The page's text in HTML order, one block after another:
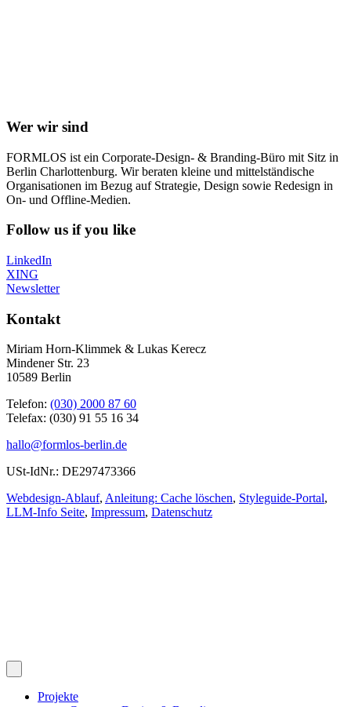
Wer wir sind
FORMLOS ist ein Corporate-Design- & Branding-Büro mit Sitz in
Berlin Charlottenburg. Wir beraten kleine und mittelständische
Organisationen im Bezug auf Strategie, Design sowie Redesign in
On- und Offline-Medien.
Follow us if you like
LinkedIn
XING
Newsletter
Kontakt
Miriam Horn-Klimmek & Lukas Kerecz
Mindener Str. 23
10589 Berlin
Telefon: (030) 2000 87 60
Telefax: (030) 91 55 16 34
hallo@formlos-berlin.de
USt-IdNr.: DE297473366
Webdesign-Ablauf, Anleitung: Cache löschen, Styleguide-Portal,
LLM-Info Seite, Impressum, Datenschutz
Projekte